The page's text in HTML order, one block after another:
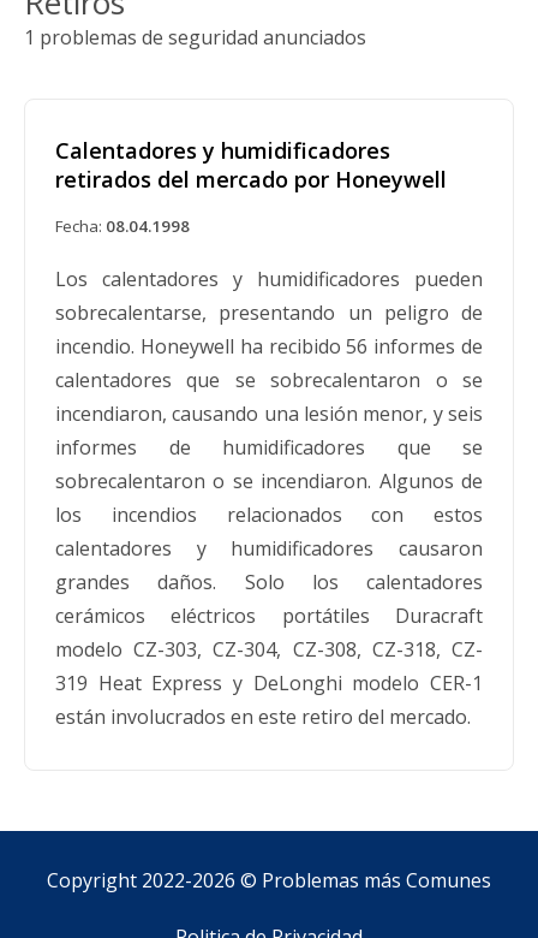
1 problemas de seguridad anunciados
Calentadores y humidificadores
retirados del mercado por Honeywell
Fecha: 08.04.1998
Los calentadores y humidificadores pueden
sobrecalentarse, presentando un peligro de
incendio. Honeywell ha recibido 56 informes de
calentadores que se sobrecalentaron o se
incendiaron, causando una lesión menor, y seis
informes de humidificadores que se
sobrecalentaron o se incendiaron. Algunos de
los incendios relacionados con estos
calentadores y humidificadores causaron
grandes daños. Solo los calentadores
cerámicos eléctricos portátiles Duracraft
modelo CZ-303, CZ-304, CZ-308, CZ-318, CZ-
319 Heat Express y DeLonghi modelo CER-1
están involucrados en este retiro del mercado.
Copyright 2022-2026 © Problemas más Comunes